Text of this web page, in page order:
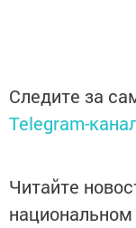
Следите за
Telegram-
Читайте